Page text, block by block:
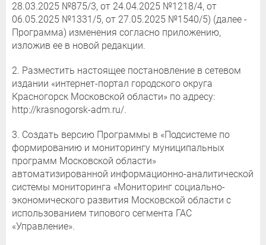
28.03.2025 №875/3, от 24.04.2025 №1218/4, от
06.05.2025 №1331/5, от 27.05.2025 №1540/5) (далее -
Программа) изменения согласно приложению,
изложив ее в новой редакции.
2. Разместить настоящее постановление в сетевом
издании «интернет-портал городского округа
Красногорск Московской области» по адресу:
http://krasnogorsk-adm.ru/.
3. Создать версию Программы в «Подсистеме по
формированию и мониторингу муниципальных
программ Московской области»
автоматизированной информационно-аналитической
системы мониторинга «Мониторинг социально-
экономического развития Московской области с
использованием типового сегмента ГАС
«Управление».